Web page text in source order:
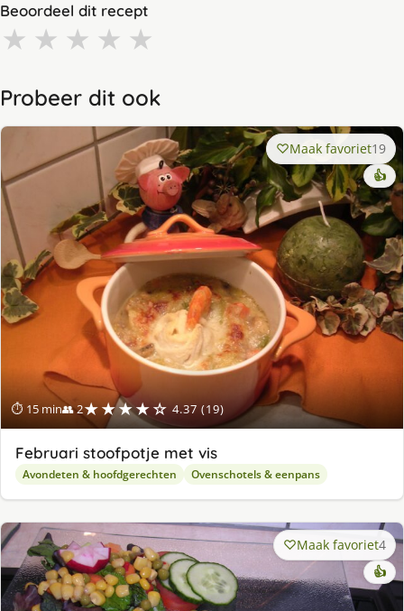
Beoordeel dit recept
★ ★ ★ ★ ★
Probeer dit ook
⏱ 15 min👥 2★★★★☆ 4.37 (19)
Maak favoriet19
👍
Februari stoofpotje met vis
Avondeten & hoofdgerechten Ovenschotels & eenpans
Maak favoriet4
👍